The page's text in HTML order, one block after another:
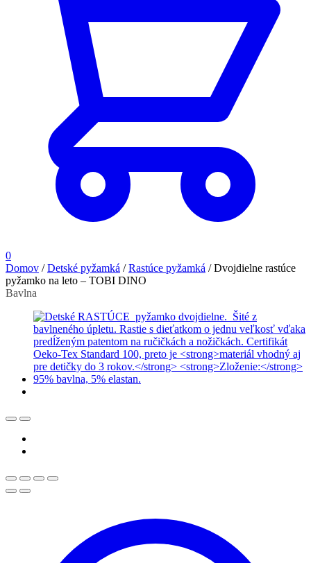
0
Domov /Detské pyžamká /Rastúce pyžamká /Dvojdielne rastúce
pyžamko na leto – TOBI DINO
Bavlna